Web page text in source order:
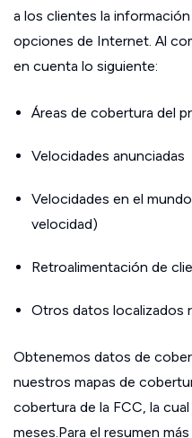
a los clientes la
opciones de Internet. Al
en cuenta lo siguiente:
Áreas de cobertura del
Velocidades anunciadas
Velocidades en el
velocidad)
Retroalimentación de
Otros datos localizados
Obtenemos datos de
nuestros mapas de
cobertura de la FCC, la
meses.Para el resumen